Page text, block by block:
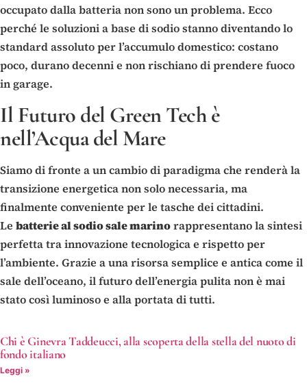
occupato dalla batteria non sono un problema. Ecco
perché le soluzioni a base di sodio stanno diventando lo
standard assoluto per l’accumulo domestico: costano
poco, durano decenni e non rischiano di prendere fuoco
in garage.
Il Futuro del Green Tech è
nell’Acqua del Mare
Siamo di fronte a un cambio di paradigma che renderà la
transizione energetica non solo necessaria, ma
finalmente conveniente per le tasche dei cittadini.
Le batterie al sodio sale marinorappresentano la sintesi
perfetta tra innovazione tecnologica e rispetto per
l’ambiente. Grazie a una risorsa semplice e antica come il
sale dell’oceano, il futuro dell’energia pulita non è mai
stato così luminoso e alla portata di tutti.
Chi è Ginevra Taddeucci, alla scoperta della stella del nuoto di
fondo italiano
Leggi »